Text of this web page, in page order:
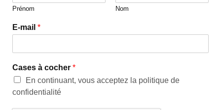
Prénom Nom
E-mail *
Cases à cocher *
En continuant, vous acceptez la politique de
confidentialité